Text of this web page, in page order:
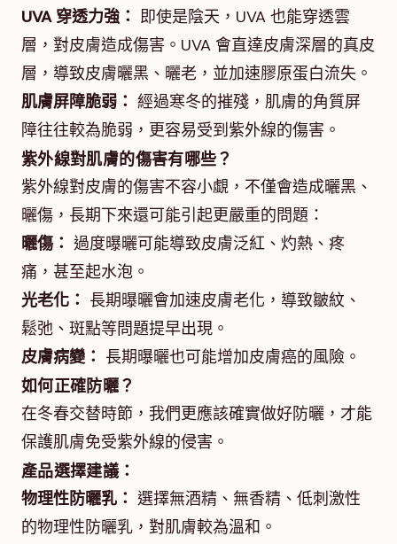
UVA 穿透力強： 即使是陰天，UVA 也能穿透雲
層，對皮膚造成傷害。UVA 會直達皮膚深層的真皮
層，導致皮膚曬黑、曬老，並加速膠原蛋白流失。
肌膚屏障脆弱： 經過寒冬的摧殘，肌膚的角質屏
障往往較為脆弱，更容易受到紫外線的傷害。
紫外線對肌膚的傷害有哪些？
紫外線對皮膚的傷害不容小覷，不僅會造成曬黑、
曬傷，長期下來還可能引起更嚴重的問題：
曬傷： 過度曝曬可能導致皮膚泛紅、灼熱、疼
痛，甚至起水泡。
光老化： 長期曝曬會加速皮膚老化，導致皺紋、
鬆弛、斑點等問題提早出現。
皮膚病變： 長期曝曬也可能增加皮膚癌的風險。
如何正確防曬？
在冬春交替時節，我們更應該確實做好防曬，才能
保護肌膚免受紫外線的侵害。
產品選擇建議：
物理性防曬乳： 選擇無酒精、無香精、低刺激性
的物理性防曬乳，對肌膚較為溫和。